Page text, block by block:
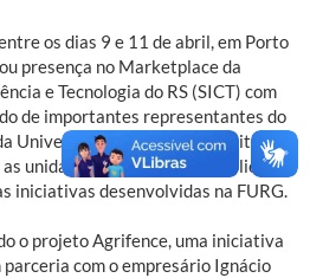
os dias 9 e 11 de abril, em Porto
presença no Marketplace da
e Tecnologia do RS (SICT) com
de importantes representantes do
Universidade: Oceantec, Proiti,
unidades mostraram ao público o
iniciativas desenvolvidas na FURG.
o projeto Agrifence, uma iniciativa
com o empresário Ignácio